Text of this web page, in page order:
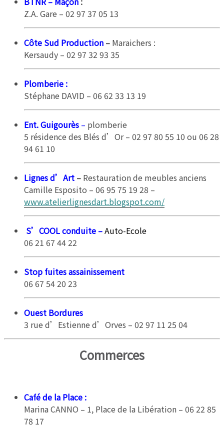
Z.A. Gare – 02 97 37 05 13
Côte Sud Production – Maraichers :
Kersaudy – 02 97 32 93 35
Plomberie :
Stéphane DAVID – 06 62 33 13 19
Ent. Guigourès – plomberie
5 résidence des Blés d’Or – 02 97 80 55 10 ou 06 28
94 61 10
Lignes d’Art – Restauration de meubles anciens
Camille Esposito – 06 95 75 19 28 –
www.atelierlignesdart.blogspot.com/
S’COOL conduite –Auto-Ecole
06 21 67 44 22
Stop fuites assainissement
06 67 54 20 23
Ouest Bordures
3 rue d’Estienne d’Orves – 02 97 11 25 04
Commerces
Café de la Place :
Marina CANNO – 1, Place de la Libération – 06 22 85
78 17